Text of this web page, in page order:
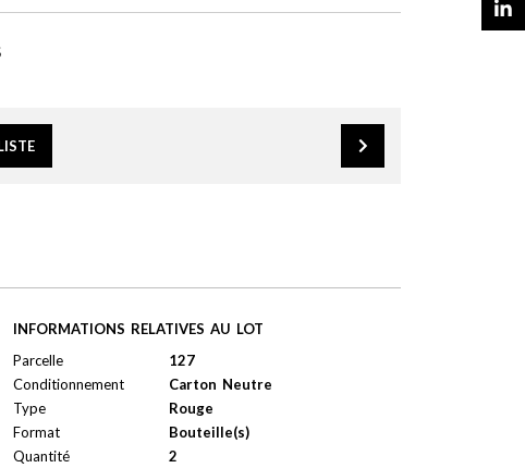
INFORMATIONS RELATIVES AU LOT
Parcelle
127
Conditionnement
Carton Neutre
Type
Rouge
Format
Bouteille(s)
Quantité
2